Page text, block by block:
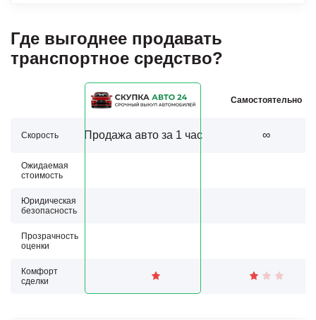
Где выгоднее продавать
транспортное средство?
Самостоятельно
Скорость Продажа авто за 1 час ∞
Ожидаемая
стоимость
Юридическая
безопасность
Прозрачность
оценки
Комфорт
сделки